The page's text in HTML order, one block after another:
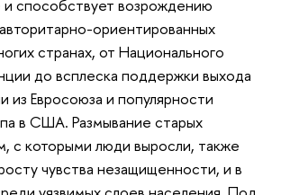
и способствует возрождению
ориентированных
странах, от Национального
до всплеска поддержки выхода
из Евросоюза и популярности
в США. Размывание старых
с которыми люди выросли, также
чувства незащищенности, и в